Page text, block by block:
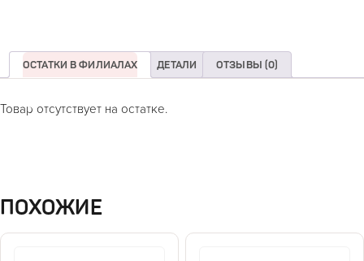
ОСТАТКИ В ФИЛИАЛАХ ДЕТАЛИ ОТЗЫВЫ (0)
Товар отсутствует на остатке.
ПОХОЖИЕ